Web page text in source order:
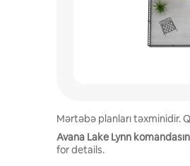
Mərtəbə planları təxminidir.
Avana Lake Lynn
for details.